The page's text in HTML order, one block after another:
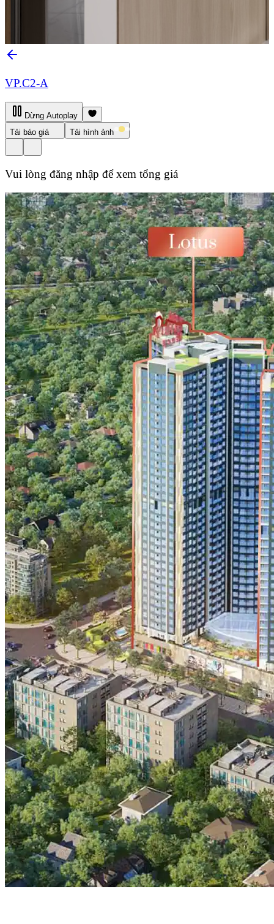
VP.C2-A
Dừng Autoplay
Tải báo giá
Tải hình ảnh
Vui lòng đăng nhập để xem tổng giá